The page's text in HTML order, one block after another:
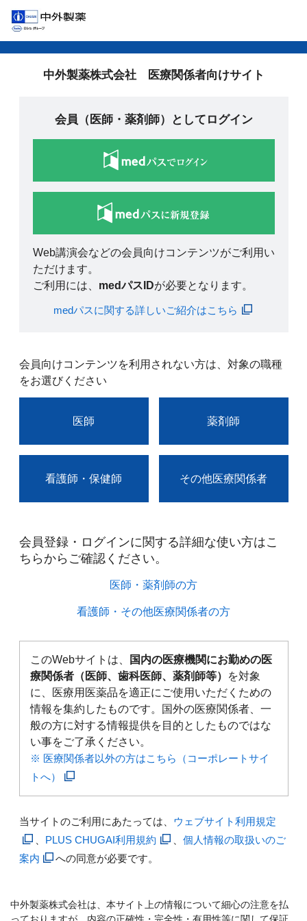
中外製薬株式会社 医療関係者向けサイト
会員（医師・薬剤師）としてログイン
Web講演会などの会員向けコンテンツがご利用い
ただけます。
ご利用には、 medパスIDが必要となります。
medパスに関する詳しいご紹介はこちら
会員向けコンテンツを利用されない方は、対象の職種
をお選びください
医師 薬剤師
看護師・保健師 その他医療関係者
会員登録・ログインに関する詳細な使い方はこ
ちらからご確認ください。​
医師・薬剤師の方​
看護師・その他医療関係者の方​
このWebサイトは、
国内の医療機関にお勤めの医
療関係者（医師、歯科医師、薬剤師等）
を対象
に、医療用医薬品を適正にご使用いただくための
情報を集約したものです。国外の医療関係者、一
般の方に対する情報提供を目的としたものではな
い事をご了承ください。
※ 医療関係者以外の方はこちら（コーポレートサイ
トへ）
当サイトのご利用にあたっては、 ウェブサイト利用規定
PLUS CHUGAI利用規約
個人情報の取扱いのご
案内
への同意が必要です。
中外製薬株式会社は、本サイト上の情報について細心の注意を払
っておりますが、内容の正確性・完全性・有用性等に関して保証